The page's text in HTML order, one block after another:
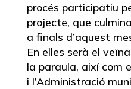
procés participatiu
projecte, que
a finals d’aquest
En elles serà el
la paraula, així com
i l’Administració